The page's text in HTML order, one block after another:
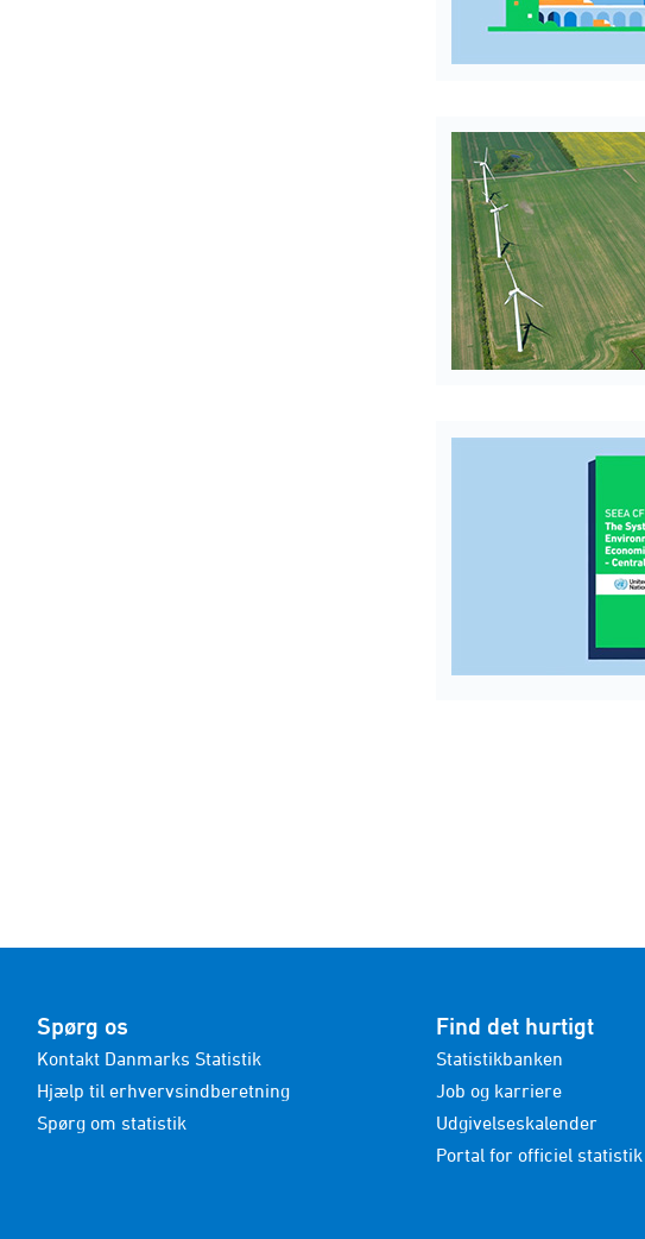
Spørg os
Kontakt Danmarks Statistik
Hjælp til erhvervsindberetning
Spørg om statistik
Find det hurtigt
Statistikbanken
Job og karriere
Udgivelseskalender
Portal for officiel statistik